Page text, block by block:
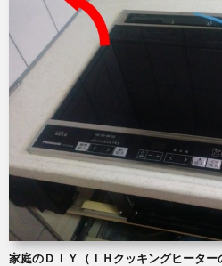
家庭のＤＩＹ（ＩＨクッキングヒータ